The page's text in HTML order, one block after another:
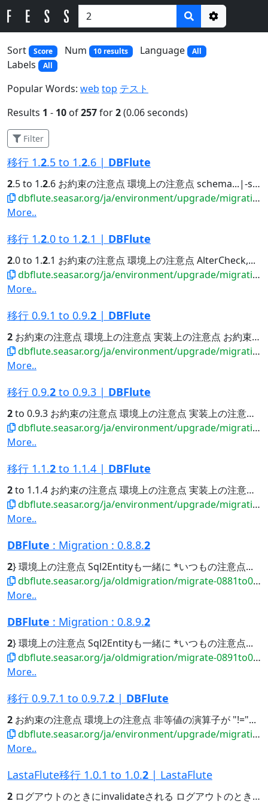
Options
Sort
Score Num 10 results Language All
Labels All
Popular Words: web top テスト
Results 1 - 10 of257for2(0.06 seconds)
Filter
移行 1.2.5 to 1.2.6 | DBFlute
2.5 to 1.2.6 お約束の注意点 環境上の注意点 schema...|-schema | |-schemadiff // since 1.
dbflute.seasar.org/ja/environment/upgrade/migration/migrate125to126.html
More..
移行 1.2.0 to 1.2.1 | DBFlute
2.0 to 1.2.1 お約束の注意点 環境上の注意点 AlterCheck,...
dbflute.seasar.org/ja/environment/upgrade/migration/migrate120to121.html
More..
移行 0.9.1 to 0.9.2 | DBFlute
2 お約束の注意点 環境上の注意点 実装上の注意点 お約束の注意点...
dbflute.seasar.org/ja/environment/upgrade/migration/migrate0910to0920.html
More..
移行 0.9.2 to 0.9.3 | DBFlute
2to 0.9.3 お約束の注意点 環境上の注意点 実装上の注意点...
dbflute.seasar.org/ja/environment/upgrade/migration/migrate0920to0930.html
More..
移行 1.1.2 to 1.1.4 | DBFlute
2to 1.1.4 お約束の注意点 環境上の注意点 実装上の注意点...
dbflute.seasar.org/ja/environment/upgrade/migration/migrate112to114.html
More..
DBFlute : Migration : 0.8.8.2
2} 環境上の注意点 Sql2Entityも一緒に *いつもの注意点...
dbflute.seasar.org/ja/oldmigration/migrate-0881to0882.html
More..
DBFlute : Migration : 0.8.9.2
2} 環境上の注意点 Sql2Entityも一緒に *いつもの注意点...
dbflute.seasar.org/ja/oldmigration/migrate-0891to0892.html
More..
移行 0.9.7.1 to 0.9.7.2 | DBFlute
2 お約束の注意点 環境上の注意点 非等値の演算子が "!="...
dbflute.seasar.org/ja/environment/upgrade/migration/migrate0971to0972.html
More..
LastaFlute移行 1.0.1 to 1.0.2 | LastaFlute
2 ログアウトのときにinvalidateされる ログアウトのときにinvalidateされる...